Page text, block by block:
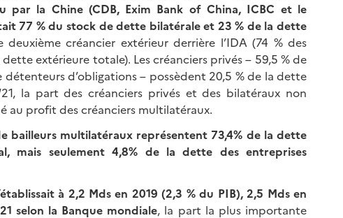
la Chine (CDB, Exim Bank of China, ICBC et le
77 % du stock de dette bilatérale et 23 % de la dette
créancier extérieur derrière l’IDA (74 % des
extérieure totale). Les créanciers privés – 59,5 % de
détenteurs d’obligations – possèdent 20,5 % de la dette
la part des créanciers privés et des bilatéraux non
au profit des créanciers multilatéraux.
bailleurs multilatéraux représentent 73,4% de la dette
mais seulement 4,8% de la dette des entreprises
à 2,2 Mds en 2019 (2,3 % du PIB), 2,5 Mds en
selon la Banque mondiale, la part la plus importante